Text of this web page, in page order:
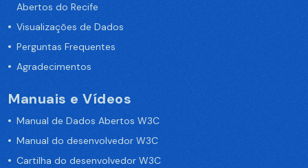
Abertos do Recife
Visualizações de Dados
Perguntas Frequentes
Agradecimentos
Manuais e Vídeos
Manual de Dados Abertos W3C
Manual do desenvolvedor W3C
Cartilha do desenvolvedor W3C